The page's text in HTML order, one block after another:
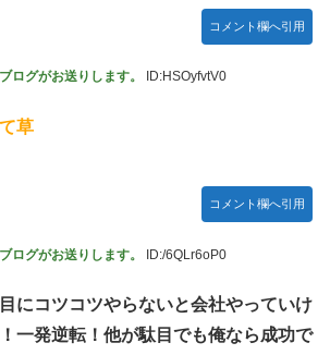
コメント欄へ引用
ログがお送りします。 ID:HSOyfvtV0
草
コメント欄へ引用
ログがお送りします。 ID:/6QLr6oP0
にコツコツやらないと会社やっていけ
一発逆転！他が駄目でも俺なら成功で